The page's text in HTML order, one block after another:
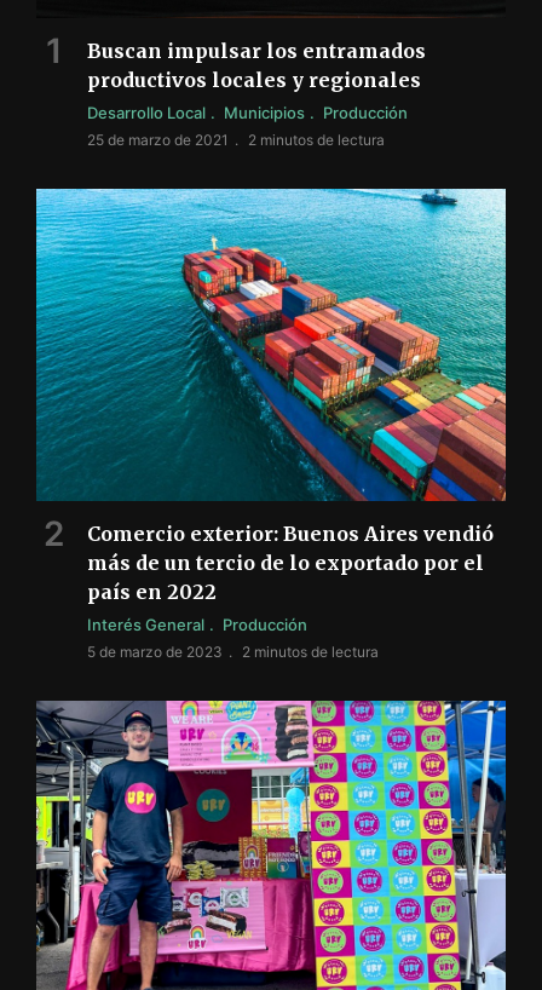
Buscan impulsar los entramados
productivos locales y regionales
Desarrollo Local Municipios Producción
25 de marzo de 2021 2 minutos de lectura
Comercio exterior: Buenos Aires vendió
más de un tercio de lo exportado por el
país en 2022
Interés General Producción
5 de marzo de 2023 2 minutos de lectura